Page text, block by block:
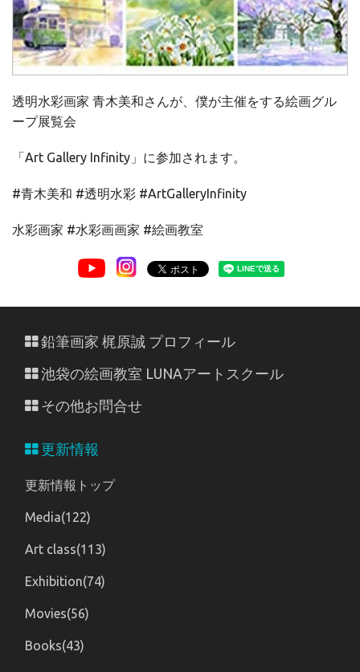
透明水彩画家 青木美和さんが、僕が主催をする絵画グル
ープ展覧会
「Art Gallery Infinity」に参加されます。
#青木美和 #透明水彩 #ArtGalleryInfinity
水彩画家 #水彩画画家 #絵画教室
鉛筆画家 梶原誠 プロフィール
池袋の絵画教室 LUNAアートスクール
その他お問合せ
更新情報
更新情報トップ
Media(122)
Art class(113)
Exhibition(74)
Movies(56)
Books(43)